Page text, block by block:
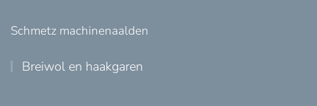
Schmetz machinenaalden
Breiwol en haakgaren